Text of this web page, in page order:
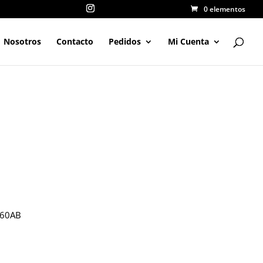
0 elementos
Nosotros Contacto Pedidos Mi Cuenta